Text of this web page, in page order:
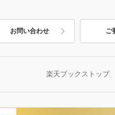
お問い合わせ ご
楽天ブックストップ